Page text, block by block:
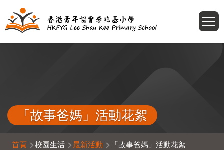
移至主內容
「故事爸媽」活動花絮
導
首頁 校園生活 最新活動 「故事爸媽」活動花絮